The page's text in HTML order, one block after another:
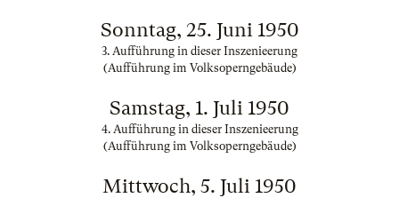
Sonntag, 25. Juni 1950
3. Aufführung in dieser Inszenieerung
(Aufführung im Volksoperngebäude)
Samstag, 1. Juli 1950
4. Aufführung in dieser Inszenieerung
(Aufführung im Volksoperngebäude)
Mittwoch, 5. Juli 1950